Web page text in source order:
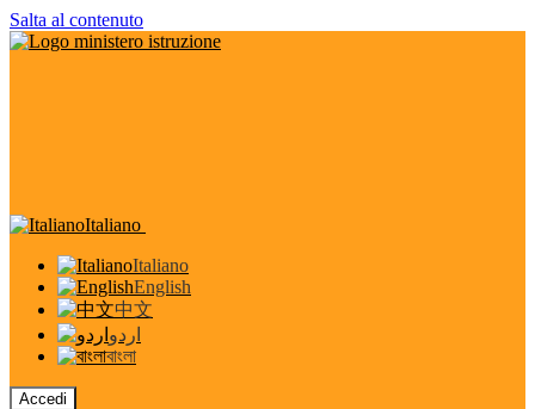
Salta al contenuto
Italiano
Italiano
English
中文
اردو
বাংলা
Accedi